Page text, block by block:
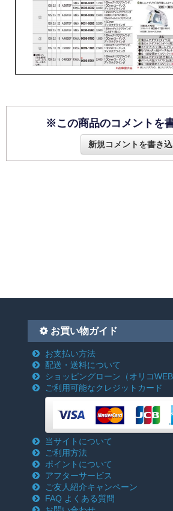
※この商品のコメントを
新規コメントを書き
お買い物ガイド
お支払い方法
配送・送料について
ショッピングローン （オリコ
ご利用可能なクレジットカード
当サイトについて
ご利用方法
ポイントについて
アフターサービス
ご友人紹介キャンペーン
FAQ よくある質問